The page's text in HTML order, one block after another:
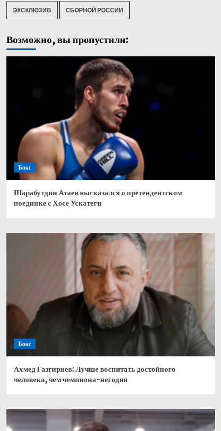
ЭКСКЛЮЗИВ СБОРНОЙ РОССИИ
Возможно, вы пропустили:
Бокс
Шарабутдин Атаев высказался о претендентском
поединке с Хосе Ускатеги
Бокс
Ахмед Газгириев: Лучше воспитать достойного
человека, чем чемпиона-негодяя